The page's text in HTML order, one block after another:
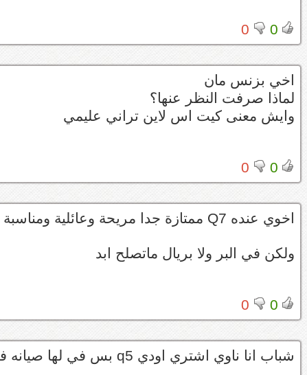
0
0
اخي بزنس مان
لماذا صرفت النظر عنها؟
وايش معنى كيت اس لاين تراني عليمي
0
0
اخوي عنده Q7 ممتازة جدا مريحة وعائلية ومناسبة وراسية وعزم وعزل ممتاز
ولكن في البر ولا بريال ماتصلح ابد
0
0
شباب انا ناوي اشتري اودي q5 بس في لها صيانه في ابها او ورش مزبزطه